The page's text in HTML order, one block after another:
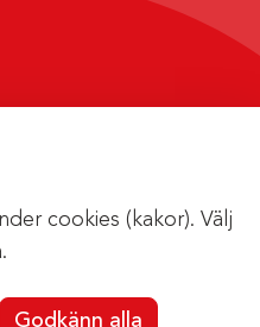
cookies (kakor). Välj
Godkänn alla